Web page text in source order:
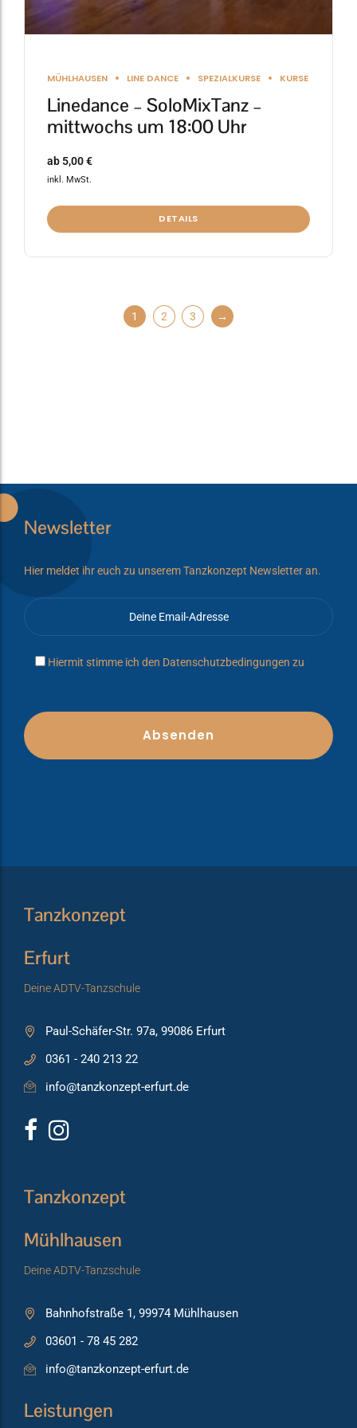
MÜHLHAUSEN LINE DANCE SPEZIALKURSE KURSE
Linedance – SoloMixTanz –
mittwochs um 18:00 Uhr
ab 5,00€
inkl. MwSt.
DETAILS
1 2 3 →
Newsletter
Hier meldet ihr euch zu unserem Tanzkonzept Newsletter an.
Hiermit stimme ich den Datenschutzbedingungen zu
Tanzkonzept
Erfurt
Deine ADTV-Tanzschule
Paul-Schäfer-Str. 97a, 99086 Erfurt
0361 - 240 213 22
info@tanzkonzept-erfurt.de
Tanzkonzept
Mühlhausen
Deine ADTV-Tanzschule
Bahnhofstraße 1, 99974 Mühlhausen
03601 - 78 45 282
info@tanzkonzept-erfurt.de
Leistungen